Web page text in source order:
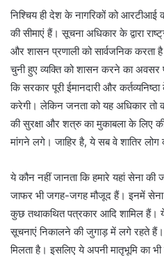
निश्चिय ही देश के नागरिकों को
की सीमाएं हैं। सूचना अधिकार के द्वारा
और शासन प्रणाली को सार्वजनिक
चुनी हुए व्यक्ति को शासन करने का अवसर
कि सरकार पूरी ईमानदारी और
करेगी। लेकिन जनता को यह अधिकार तो
की सुरक्षा और शत्रु का मुकाबला के लिए की
मांगने लगे। जाहिर है, ये सब वे शातिर
ये कौन नहीं जानता कि हमारे यहां सेना
जाफर भी जगह-जगह मौजूद हैं। इनमें सेना
कुछ तथाकथित पत्रकार आदि शामिल हैं।
सूचनाएं निकालने की जुगाड़ में लगे रहते
मिलता है। इसलिए ये अपनी मातृभूमि का